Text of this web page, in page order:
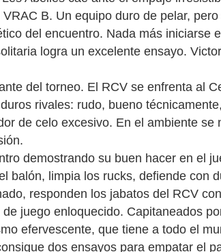
B. Un equipo duro de pelar,
del encuentro. Nada más iniciarse
logra un excelente ensayo.
del torneo. El RCV se enfrenta al
rivales: rudo, bueno
de celo excesivo. En el ambiente se
demostrando su buen hacer en el
balón, limpia los rucks, defiende con
responden los jabatos del RCV
juego enloquecido. Capitaneados
efervescente, que tiene a todo el
dos ensayos para empatar el